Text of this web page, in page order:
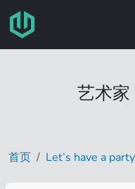
跳转至主要内容
艺术家
首页 Let’s have a party